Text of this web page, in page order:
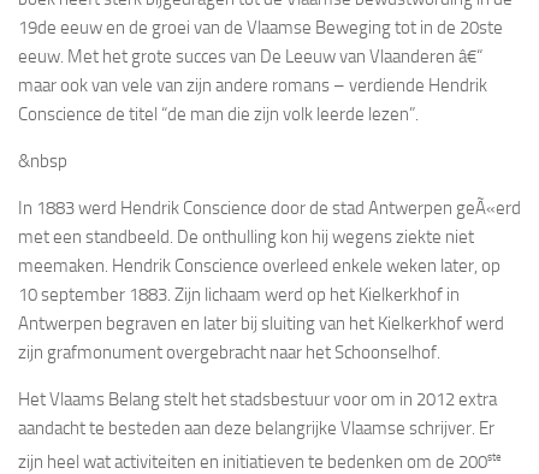
19de eeuw en de groei van de Vlaamse Beweging tot in de 20ste
eeuw. Met het grote succes van De Leeuw van Vlaanderen â€“
maar ook van vele van zijn andere romans – verdiende Hendrik
Conscience de titel “de man die zijn volk leerde lezen”.
&nbsp
In 1883 werd Hendrik Conscience door de stad Antwerpen geÃ«erd
met een standbeeld. De onthulling kon hij wegens ziekte niet
meemaken. Hendrik Conscience overleed enkele weken later, op
10 september 1883. Zijn lichaam werd op het Kielkerkhof in
Antwerpen begraven en later bij sluiting van het Kielkerkhof werd
zijn grafmonument overgebracht naar het Schoonselhof.
Het Vlaams Belang stelt het stadsbestuur voor om in 2012 extra
aandacht te besteden aan deze belangrijke Vlaamse schrijver. Er
zijn heel wat activiteiten en initiatieven te bedenken om de 200ste